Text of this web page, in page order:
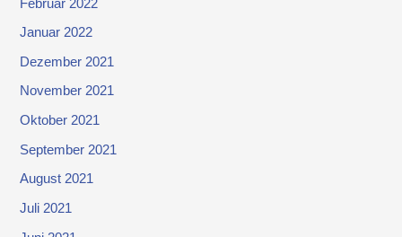
Februar 2022
Januar 2022
Dezember 2021
November 2021
Oktober 2021
September 2021
August 2021
Juli 2021